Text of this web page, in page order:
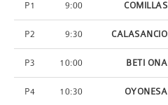
P1 9:00 COMILLAS
P2 9:30 CALASANCIO
P3 10:00 BETI ONA
P4 10:30 OYONESA